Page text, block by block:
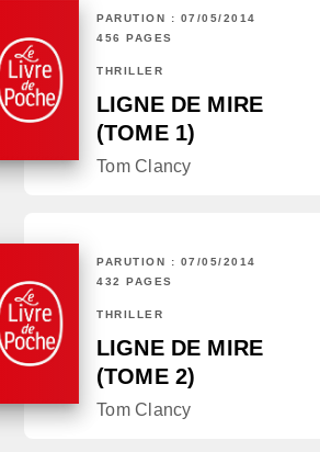
PARUTION : 07/05/2014
456 PAGES
THRILLER
LIGNE DE MIRE
(TOME 1)
Tom Clancy
PARUTION : 07/05/2014
432 PAGES
THRILLER
LIGNE DE MIRE
(TOME 2)
Tom Clancy